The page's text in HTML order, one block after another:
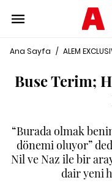
Ana Sayfa / ALEM
Buse Terim;
“Burada olmak
dönemi oluyor”
Nil ve Naz ile bir
dair yeni